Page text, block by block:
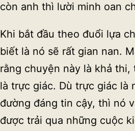
còn anh thì lười minh oan
Khi bắt đầu theo đuổi lựa
biết là nó sẽ rất gian nan.
rằng chuyện này là khả thi,
là trực giác. Dù trực giác là
đường đáng tin cậy, thì nó
được trải qua những cuộc